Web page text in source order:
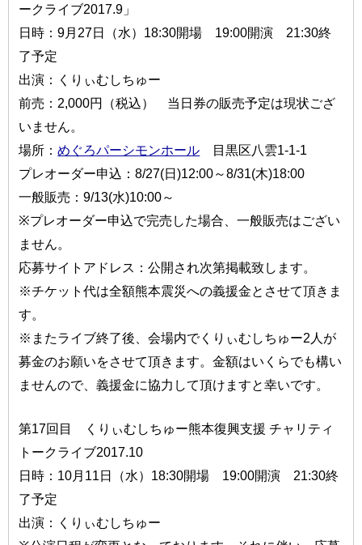
ークライブ2017.9」
日時：9月27日（水）18:30開場 19:00開演 21:30終
了予定
出演：くりぃむしちゅー
前売：2,000円（税込） 当日券の販売予定は現状ござ
いません。
場所：めぐろパーシモンホール 目黒区八雲1-1-1
プレオーダー申込：8/27(日)12:00～8/31(木)18:00
一般販売：9/13(水)10:00～
※プレオーダー申込で完売した場合、一般販売はござい
ません。
応募サイトアドレス：公開され次第掲載致します。
※チケット代は全額熊本震災への義援金とさせて頂きま
す。
※またライブ終了後、会場内でくりぃむしちゅー2人が
募金のお願いをさせて頂きます。金額はいくらでも構い
ませんので、義援金に協力して頂けますと幸いです。
第17回目 くりぃむしちゅー熊本復興支援 チャリティ
トークライブ2017.10
日時：10月11日（水）18:30開場 19:00開演 21:30終
了予定
出演：くりぃむしちゅー